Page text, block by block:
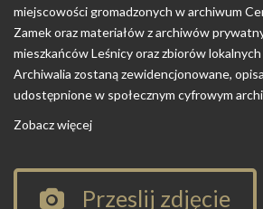
miejscowości gromadzonych w archiwum
Zamek oraz materiałów z archiwów
mieszkańców Leśnicy oraz zbiorów
Archiwalia zostaną zewidencjonowane,
udostępnione w społecznym cyfrowym
Zobacz więcej
Przeslij zdjęcie